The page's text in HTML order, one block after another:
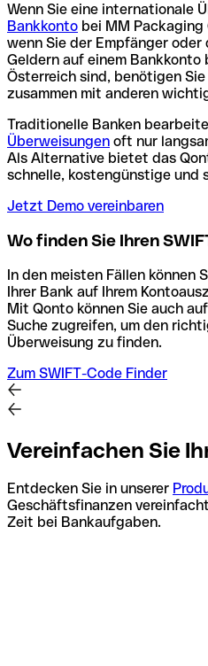
Wenn Sie eine internationale
Bankkonto bei MM Packaging
wenn Sie der Empfänger oder
Geldern auf einem Bankkonto
Österreich sind, benötigen
zusammen mit anderen
Traditionelle Banken
Überweisungen oft nur
Als Alternative bietet das
schnelle, kostengünstige und
Jetzt Demo vereinbaren
Wo finden Sie Ihren
In den meisten Fällen können
Ihrer Bank auf Ihrem
Mit Qonto können Sie auch
Suche zugreifen, um den
Überweisung zu finden.
Zum SWIFT-Code Finder
Vereinfachen Sie
Entdecken Sie in unserer
Geschäftsfinanzen
Zeit bei Bankaufgaben.